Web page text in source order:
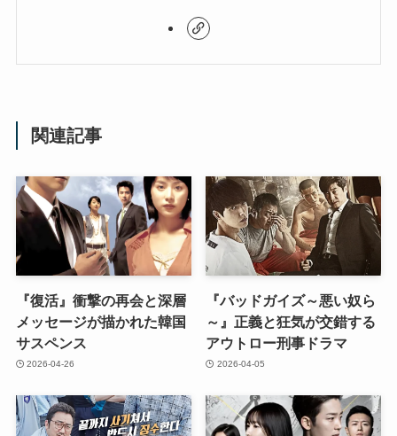
関連記事
『復活』衝撃の再会と深層
メッセージが描かれた韓国
サスペンス
2026-04-26
『バッドガイズ～悪い奴ら
～』正義と狂気が交錯する
アウトロー刑事ドラマ
2026-04-05